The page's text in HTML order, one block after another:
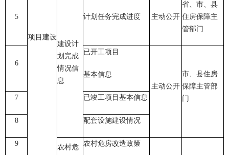
项目建设
5
建设计
划完成
情况信
息
计划任务完成进度 主动公开
省、市、县
住房保障主
管部门
6
已开工项目
基本信息
主动公开
市、县住房
保障主管部
门
7 已竣工项目基本信息
8 配套设施建设情况
9
农村危 农村危房改造政策